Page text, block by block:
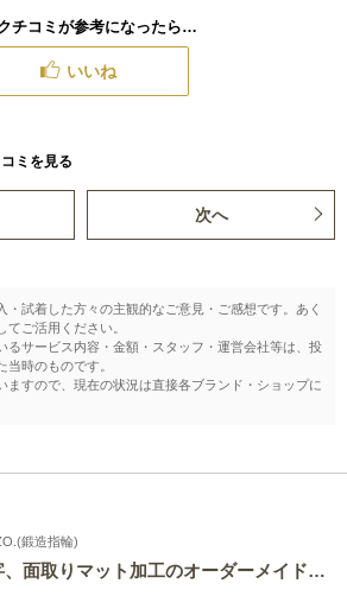
チコミが参考になったら…
いいね
ミを見る
次へ
・試着した方々の主観的なご意見・ご感想です。あく
てご活用ください。
るサービス内容・金額・スタッフ・運営会社等は、投
時のものです。
ますので、現在の状況は直接各ブランド・ショップに
鍛造指輪)
Ｓ字、面取りマット加工のオーダーメイド結婚指輪